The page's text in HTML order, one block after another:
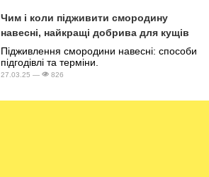
Чим і коли підживити смородину
навесні, найкращі добрива для кущів
Підживлення смородини навесні: способи
підгодівлі та терміни.
27.03.25 — 826